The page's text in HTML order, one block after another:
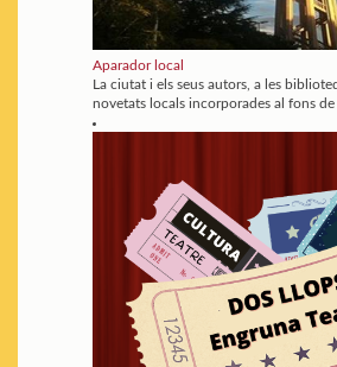
Aparador local
La ciutat i els seus autors, a les
novetats locals incorporades al fons de